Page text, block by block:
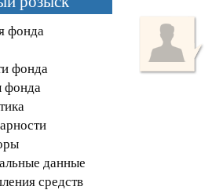
фонда
фонда
данные
средств